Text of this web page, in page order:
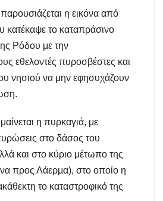
η εικόνα από
κατέκαψε το καταπράσινο
Ρόδου με την
εθελοντές πυροσβέστες και
νησιού να μην εφησυχάζουν
η πυρκαγιά, με
στο δάσος του
και στο κύριο μέτωπο της
προς Λάερμα), στο οποίο η
το καταστροφικό της